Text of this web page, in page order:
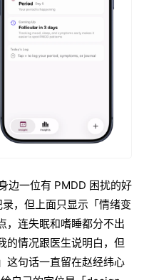
边一位有 PMDD 困扰的好
，但上面只显示「情绪变
，连失眠和嗜睡都分不出
的情况跟医生说明白，但
这句话一直留在赵经纬心